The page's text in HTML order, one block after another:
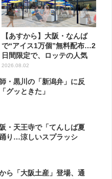
【あすから】大阪・なんば
で“アイス1万個”無料配布…2
日間限定で、ロッテの人気
商...
2026.08.02
・黒川の「新潟弁」に反
グッときた」
・天王寺で「てんしば夏
り…涼しいスプラッシ
ら「大阪土産」登場、通